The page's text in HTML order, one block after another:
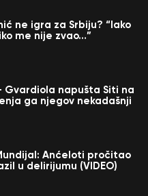
ne igra za Srbiju? “Iako
me nije zvao…”
Gvardiola napušta Siti na
ga njegov nekadašnji
Anćeloti pročitao
u delirijumu (VIDEO)